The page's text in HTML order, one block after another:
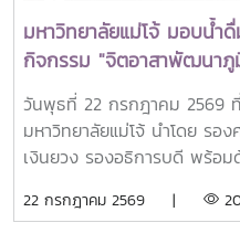
ปรัชญาของ SEARCA ผ่านคว
สาธารณะ และการอุทิศตนเพื่อ
รางวัลครอบคลุมผลงานสำคั
(Teaching) การวิจัย
พัฒนาชุมชน (Public
Development) และธุรกิจการ
กับผลงานที่สามารถสร้างผลกร
มหาวิทยาลัยแม่โจ้ มอบน้ำ
กิจกรรม "จิตอาสาพัฒนาภู
อำเภอสันทราย
วันพุธที่ 22 กรกฎาคม 2569
มหาวิทยาลัยแม่โจ้ นำโดย รอ
เงินยวง รองอธิการบดี พร้อ
จำนวน 100 แพ็ค เพื่อใช้ในกิ
22 กรกฎาคม 2569 |